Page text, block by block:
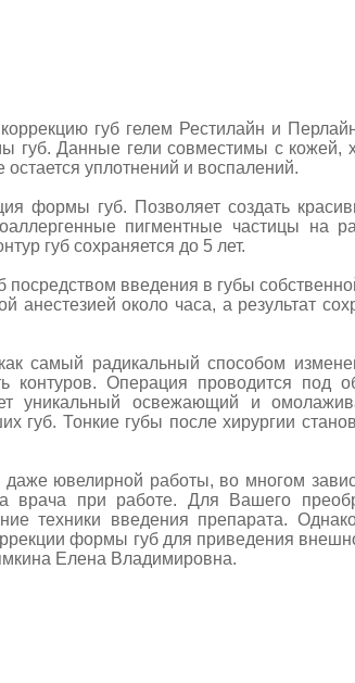
губ гелем Рестилайн и
Данные гели совместимы с кожей,
уплотнений и воспалений.
губ. Позволяет создать
пигментные частицы на
губ сохраняется до 5 лет.
введения в губы
около часа, а результат
радикальный способом
контуров. Операция проводится под
уникальный освежающий и
губ. Тонкие губы после хирургии
ювелирной работы, во многом
врача при работе. Для Вашего
техники введения препарата.
формы губ для приведения
Елена Владимировна.